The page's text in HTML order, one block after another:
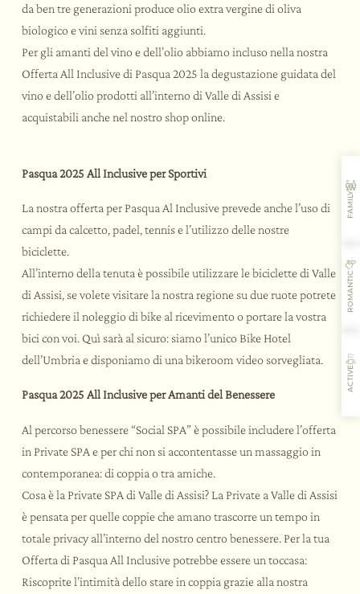
L’ospitalità
I sapori
Le attività
Il ristorante
da ben tre generazioni produce olio extra vergine di oliva
biologico e vini senza solfiti aggiunti.
Per gli amanti del vino e dell’olio abbiamo incluso nella nostra
Offerta All Inclusive di Pasqua 2025 la degustazione guidata del
vino e dell’olio prodotti all’interno di Valle di Assisi e
acquistabili anche nel nostro shop online.
Pasqua 2025 All Inclusive per Sportivi
La nostra offerta per Pasqua Al Inclusive prevede anche l’uso di
campi da calcetto, padel, tennis e l’utilizzo delle nostre
biciclette.
All’interno della tenuta è possibile utilizzare le biciclette di Valle
di Assisi, se volete visitare la nostra regione su due ruote potrete
richiedere il noleggio di bike al ricevimento o portare la vostra
bici con voi. Quì sarà al sicuro: siamo l’unico Bike Hotel
dell’Umbria e disponiamo di una bikeroom video sorvegliata.
Pasqua 2025 All Inclusive per Amanti del Benessere
Al percorso benessere “Social SPA” è possibile includere l’offerta
in Private SPA e per chi non si accontentasse un massaggio in
contemporanea: di coppia o tra amiche.
Cosa è la Private SPA di Valle di Assisi? La Private a Valle di Assisi
è pensata per quelle coppie che amano trascorre un tempo in
totale privacy all’interno del nostro centro benessere. Per la tua
Offerta di Pasqua All Inclusive potrebbe essere un toccasa:
Riscoprite l’intimità dello stare in coppia grazie alla nostra
FAMILY
ROMANTIC
ACTIVE